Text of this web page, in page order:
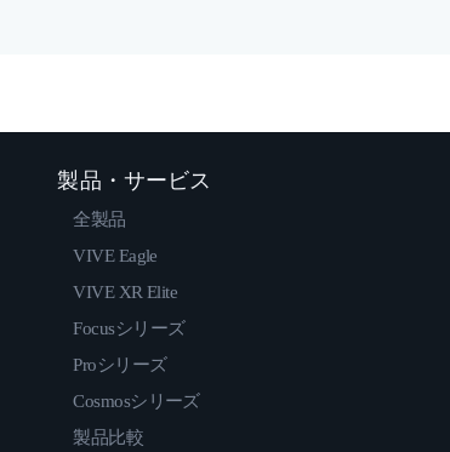
製品・サービス
全製品
VIVE Eagle
VIVE XR Elite
Focusシリーズ
Proシリーズ
Cosmosシリーズ
製品比較